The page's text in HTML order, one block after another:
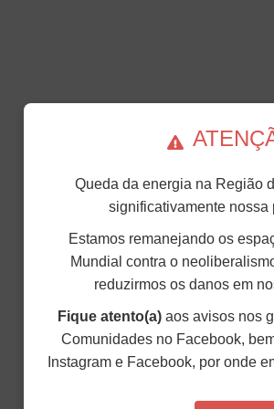
Queda da energia na Região
significativamente nossa
Estamos remanejando os
Mundial contra o
reduzirmos os danos em
Fique atento(a)aos avisos nos
Comunidades no Facebook,
Instagram e Facebook, por onde